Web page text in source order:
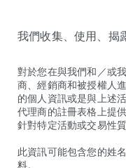
我們收集、使用、揭
對於您在與我們和／或
商、經銷商和被授權人
的個人資訊或是與上述
代理商的註冊表格上提
針對特定活動或交易性
此資訊可能包含您的姓
料。